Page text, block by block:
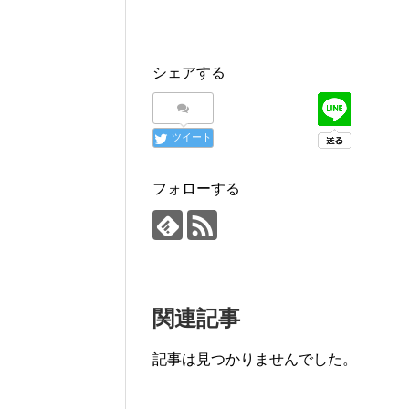
シェアする
ツイート
フォローする
関連記事
記事は見つかりませんでした。